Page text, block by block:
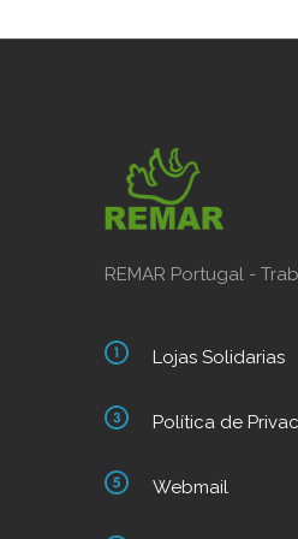
REMAR Portugal -
Lojas Solidarias
Política de
Webmail